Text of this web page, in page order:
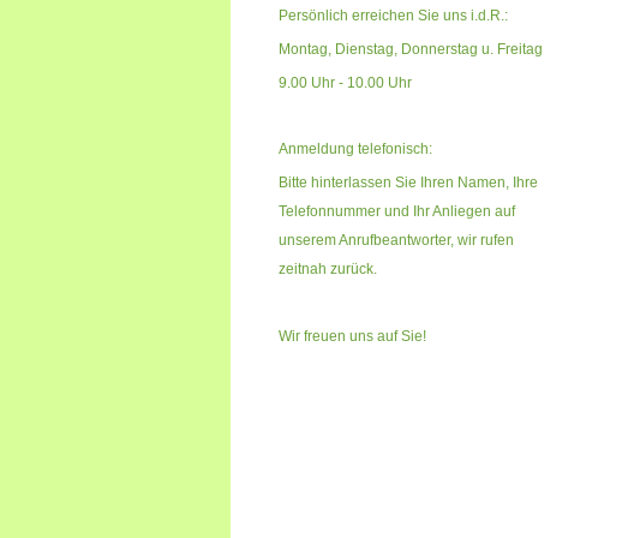
Persönlich erreichen Sie uns i.d.R.:
Montag, Dienstag, Donnerstag u. Freitag
9.00 Uhr - 10.00 Uhr
Anmeldung telefonisch:
Bitte hinterlassen Sie Ihren Namen, Ihre
Telefonnummer und Ihr Anliegen auf
unserem Anrufbeantworter, wir rufen
zeitnah zurück.
Wir freuen uns auf Sie!